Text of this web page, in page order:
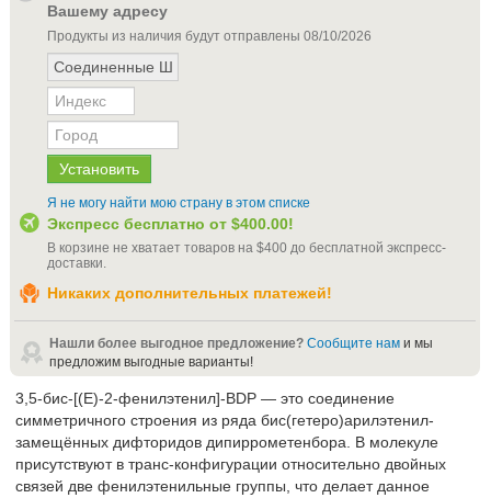
Вашему адресу
Продукты из наличия будут отправлены 08/10/2026
Я не могу найти мою страну в этом списке
Экспресс бесплатно от $400.00!
В корзине не хватает товаров на $400 до бесплатной экспресс-
доставки.
Никаких дополнительных платежей!
Нашли более выгодное предложение? Сообщите нам и мы
предложим выгодные варианты!
3,5-бис-[(E)-2-фенилэтенил]-BDP — это соединение
симметричного строения из ряда бис(гетеро)арилэтенил-
замещённых дифторидов дипиррометенбора. В молекуле
присутствуют в транс-конфигурации относительно двойных
связей две фенилэтенильные группы, что делает данное